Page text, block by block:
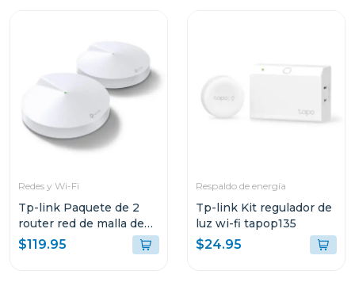
Redes y Wi-Fi
Tp-link Paquete de 2
router red de malla de
wi-fi whole home mesh
ac1300 deco m5
$119.95
Respaldo de energía
Tp-link Kit regulador de
luz wi-fi tapop135
$24.95